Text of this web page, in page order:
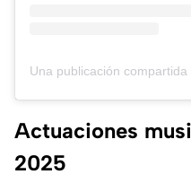
Actuaciones
2025